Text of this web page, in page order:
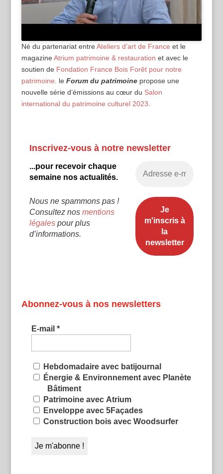
Né du partenariat entreAteliers d’art de France et le
magazineAtrium patrimoine & restauration et avec le
soutien de Fondation France Bois Forêt pour notre
patrimoine . leForum du patrimoinepropose une
nouvelle série d’émissions au cœur du Salon
international du patrimoine culturel 2023
Inscrivez-vous à notre newsletter
...pour recevoir chaque
semaine nos actualités.
Nous ne spammons pas !
Consultez nos mentions
légalespour plus
d’informations.
Abonnez-vous à nos newsletters
E-mail *
Hebdomadaire avec batijournal
Énergie & Environnement avec Planète
Bâtiment
Patrimoine avec Atrium
Enveloppe avec 5Façades
Construction bois avec Woodsurfer